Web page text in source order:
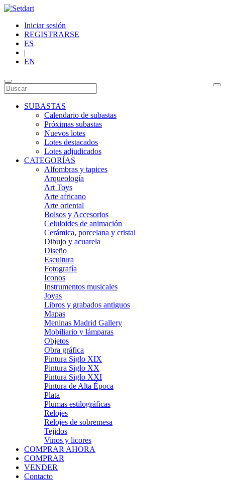
Iniciar sesión
REGISTRARSE
ES
|
EN
SUBASTAS
Calendario de subastas
Próximas subastas
Nuevos lotes
Lotes destacados
Lotes adjudicados
CATEGORÍAS
Alfombras y tapices
Arqueología
Art Toys
Arte africano
Arte oriental
Bolsos y Accesorios
Celuloides de animación
Cerámica, porcelana y cristal
Dibujo y acuarela
Diseño
Escultura
Fotografía
Iconos
Instrumentos musicales
Joyas
Libros y grabados antiguos
Mapas
Meninas Madrid Gallery
Mobiliario y lámparas
Objetos
Obra gráfica
Pintura Siglo XIX
Pintura Siglo XX
Pintura Siglo XXI
Pintura de Alta Época
Plata
Plumas estilográficas
Relojes
Relojes de sobremesa
Tejidos
Vinos y licores
COMPRAR AHORA
COMPRAR
VENDER
Contacto